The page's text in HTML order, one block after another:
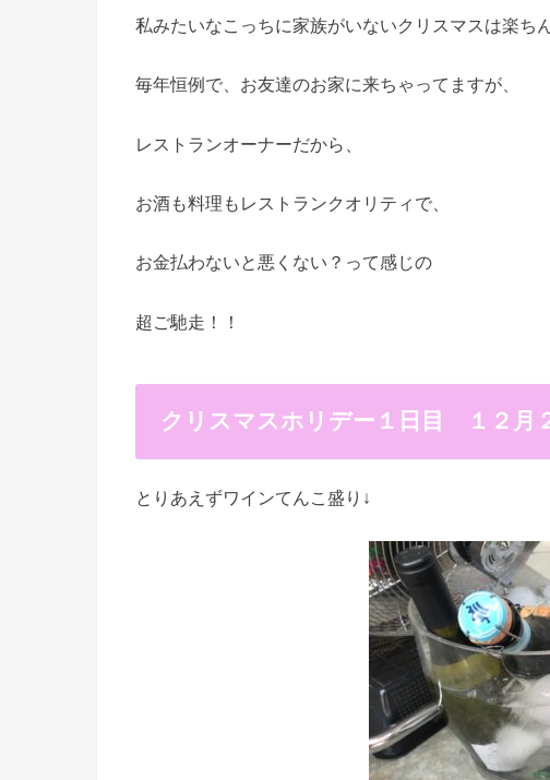
私みたいなこっちに家族がいないクリスマスは楽ち
毎年恒例で、お友達のお家に来ちゃってますが、
レストランオーナーだから、
お酒も料理もレストランクオリティで、
お金払わないと悪くない？って感じの
超ご馳走！！
クリスマスホリデー１日目 １２月
とりあえずワインてんこ盛り↓